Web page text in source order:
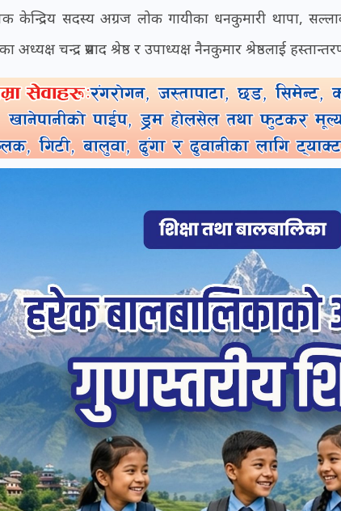
केन्द्रिय सदस्य अग्रज लोक गायीका धनकुमारी थापा,
अध्यक्ष चन्द्र प्रसाद श्रेष्ठ र उपाध्यक्ष नैनकुमार श्रेष्ठलाई